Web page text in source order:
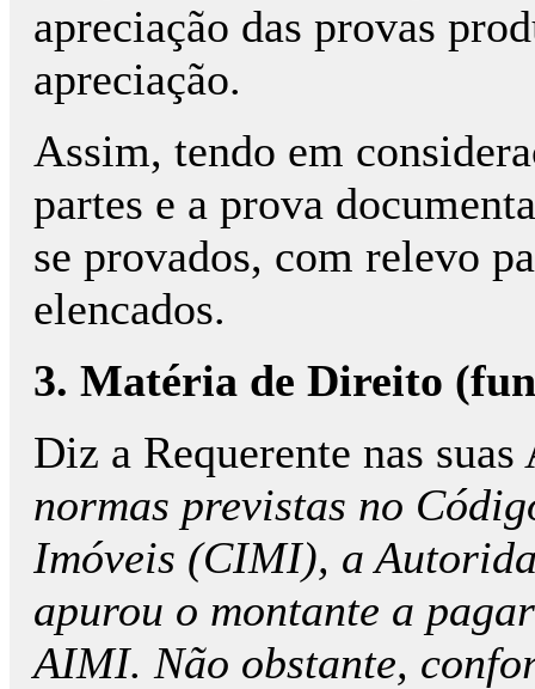
apreciação das provas
apreciação.
Assim, tendo em
partes e a prova
se provados, com relevo
elencados.
3. Matéria de Direito
Diz a Requerente nas
normas previstas no
Imóveis (CIMI), a
apurou o montante a
AIMI. Não obstante,